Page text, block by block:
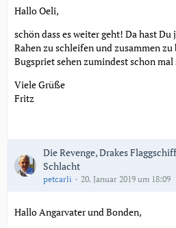
Hallo Oeli,
schön dass es weiter geht! Da hast
Rahen zu schleifen und zusammen
Bugspriet sehen zumindest schon mal
Viele Grüße
Fritz
Die Revenge, Drakes
Schlacht
petcarli 20. Januar 2019 um 18:09
Hallo Angarvater und Bonden,